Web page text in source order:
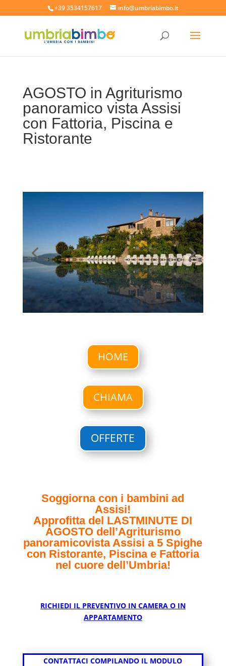
+39 3534157617 info@umbriabimbo.it
AGOSTO in Agriturismo
panoramico vista Assisi
con Fattoria, Piscina e
Ristorante
HOME
CHIAMA
OFFERTE
Soggiorna con i bambini ad
Assisi!
Approfitta del LASTMINUTE DI
AGOSTO dell’Agriturismo
panoramicovista Assisi a 5 Spighe
con Ristorante, Piscina e Fattoria
nel cuore dell’Umbria!
RICHIEDI IL PREVENTIVO IN CAMERA O IN
APPARTAMENTO
CONTATTACI COMPILANDO IL MODULO